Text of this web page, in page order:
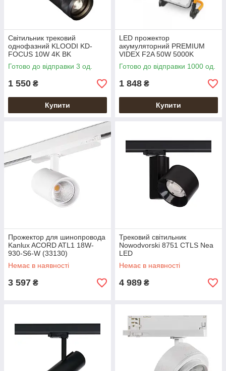
Світильник трековий
однофазний KLOODI KD-
FOCUS 10W 4K BK
Готово до відправки 3 од.
1 550 ₴
Купити
LED прожектор
акумуляторний PREMIUM
VIDEX F2A 50W 5000K
Готово до відправки 1000 од.
1 848 ₴
Купити
Прожектор для шинопровода
Kanlux ACORD ATL1 18W-
930-S6-W (33130)
Немає в наявності
3 597 ₴
Трековий світильник
Nowodvorski 8751 CTLS Nea
LED
Немає в наявності
4 989 ₴